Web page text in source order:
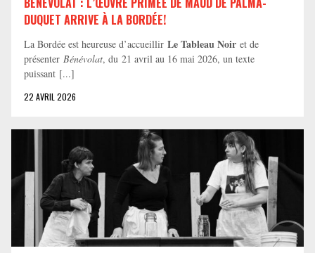
DUQUET ARRIVE À LA BORDÉE!
La Bordée est heureuse d’accueillir Le Tableau Noir et de
présenter Bénévolat, du 21 avril au 16 mai 2026, un texte
puissant [...]
22 AVRIL 2026